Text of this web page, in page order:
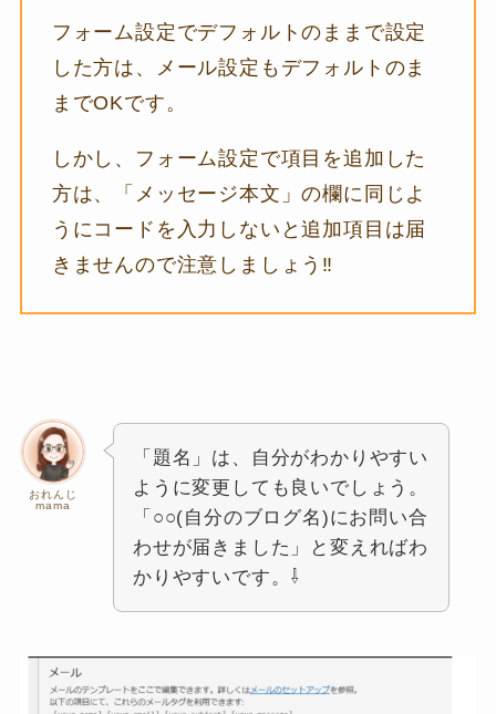
フォーム設定でデフォルトのままで設定
した方は、メール設定もデフォルトのま
までOKです。
しかし、フォーム設定で項目を追加した
方は、「メッセージ本文」の欄に同じよ
うにコードを入力しないと追加項目は届
きませんので注意しましょう‼
おれんじ
mama
「題名」は、自分がわかりやすい
ように変更しても良いでしょう。
「○○(自分のブログ名)にお問い合
わせが届きました」と変えればわ
かりやすいです。⇩